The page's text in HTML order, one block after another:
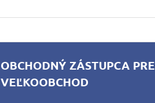
OBCHODNÝ ZÁSTUPCA PRE
VEĽKOOBCHOD